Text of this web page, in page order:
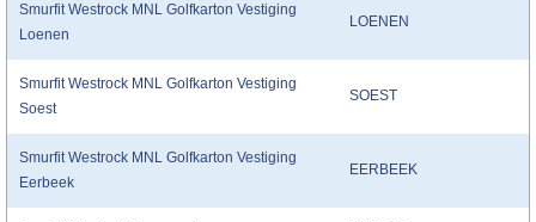
Smurfit Westrock MNL Golfkarton Vestiging
Loenen
LOENEN
Smurfit Westrock MNL Golfkarton Vestiging
Soest
SOEST
Smurfit Westrock MNL Golfkarton Vestiging
Eerbeek
EERBEEK